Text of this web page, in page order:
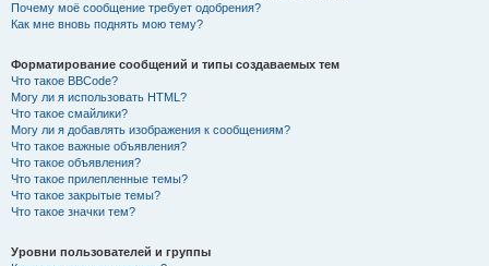
Почему моё сообщение требует одобрения?
Как мне вновь поднять мою тему?
Форматирование сообщений и типы создаваемых тем
Что такое BBCode?
Могу ли я использовать HTML?
Что такое смайлики?
Могу ли я добавлять изображения к сообщениям?
Что такое важные объявления?
Что такое объявления?
Что такое прилепленные темы?
Что такое закрытые темы?
Что такое значки тем?
Уровни пользователей и группы